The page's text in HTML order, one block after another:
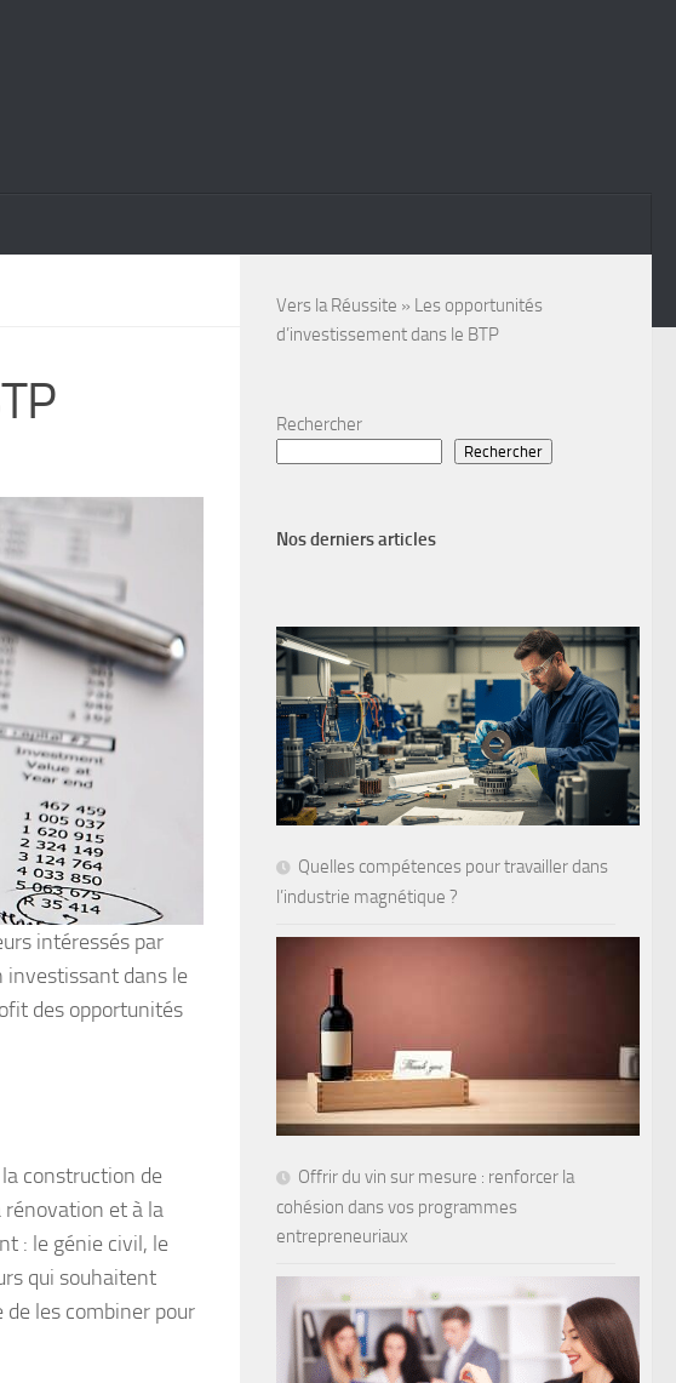
intéressés par
investissant dans le
des opportunités
construction de
rénovation et à la
: le génie civil, le
qui souhaitent
de les combiner pour
Vers la Réussite » Les opportunités
d’investissement dans le BTP
Rechercher
Rechercher
Nos derniers articles
Quelles compétences pour travailler dans
l’industrie magnétique ?
Offrir du vin sur mesure : renforcer la
cohésion dans vos programmes
entrepreneuriaux